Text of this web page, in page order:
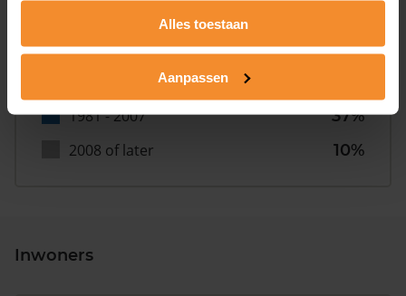
Alles toestaan
Aanpassen
T/m 1945
18%
1981 - 2007
37%
2008 of later
10%
Inwoners